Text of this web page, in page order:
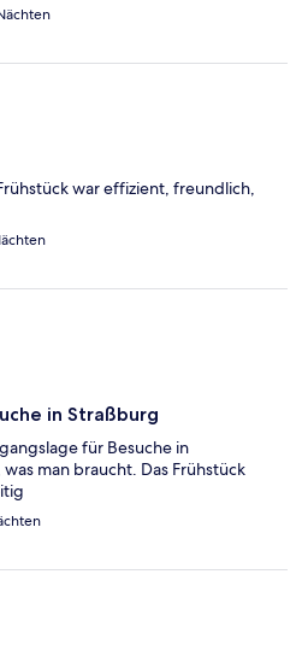
war effizient, freundlich,
in Straßburg
für Besuche in
man braucht. Das Frühstück